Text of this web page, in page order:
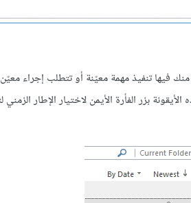
فيها تنفيذ مهمة معيّنة أو تتطلب إجراء
بزر الفأرة الأيمن لاختيار الإطار